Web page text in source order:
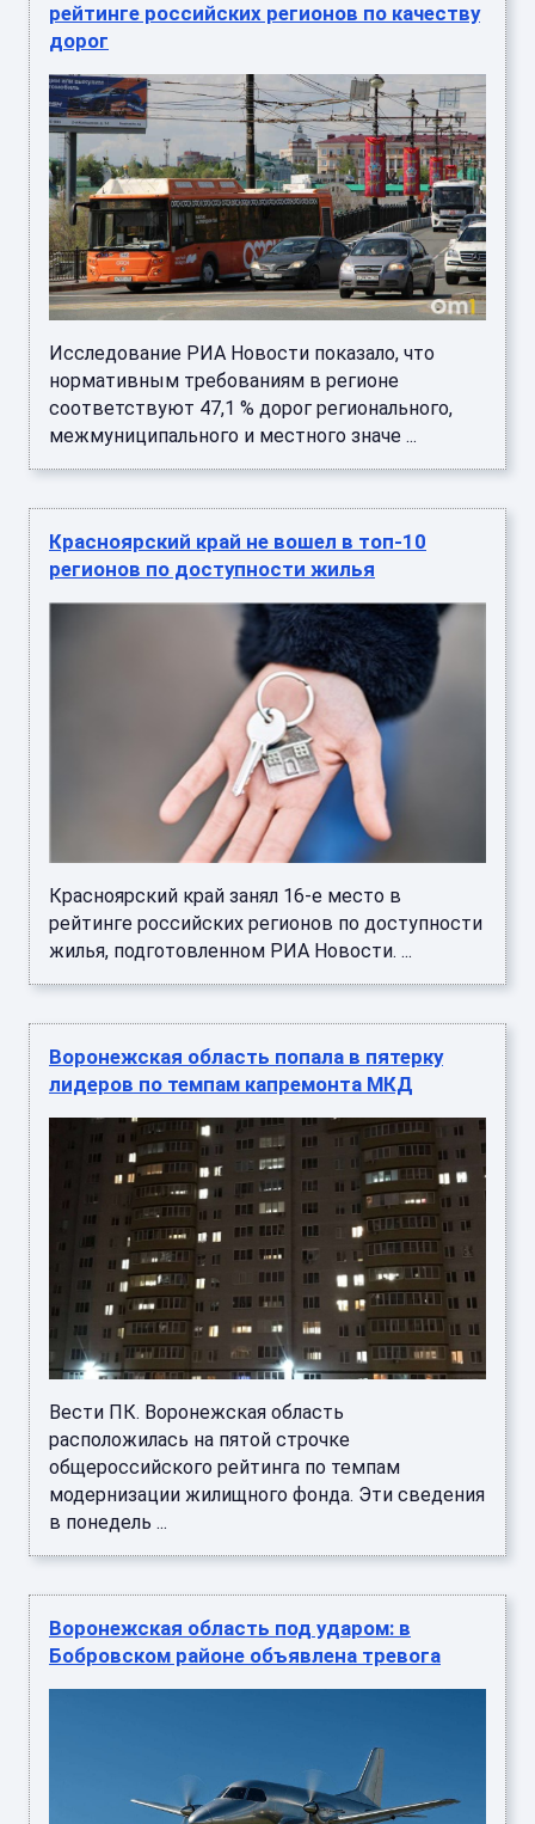
рейтинге российских регионов по качеству
дорог
Исследование РИА Новости показало, что
нормативным требованиям в регионе
соответствуют 47,1 % дорог регионального,
межмуниципального и местного значе ...
Красноярский край не вошел в топ-10
регионов по доступности жилья
Красноярский край занял 16-е место в
рейтинге российских регионов по доступности
жилья, подготовленном РИА Новости. ...
Воронежская область попала в пятерку
лидеров по темпам капремонта МКД
Вести ПК. Воронежская область
расположилась на пятой строчке
общероссийского рейтинга по темпам
модернизации жилищного фонда. Эти сведения
в понедель ...
Воронежская область под ударом: в
Бобровском районе объявлена тревога